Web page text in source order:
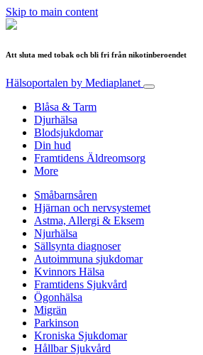
Skip to main content
Att sluta med tobak och bli fri från nikotinberoendet
Hälsoportalen by Mediaplanet
Blåsa & Tarm
Djurhälsa
Blodsjukdomar
Din hud
Framtidens Äldreomsorg
More
Småbarnsåren
Hjärnan och nervsystemet
Astma, Allergi & Eksem
Njurhälsa
Sällsynta diagnoser
Autoimmuna sjukdomar
Kvinnors Hälsa
Framtidens Sjukvård
Ögonhälsa
Migrän
Parkinson
Kroniska Sjukdomar
Hållbar Sjukvård